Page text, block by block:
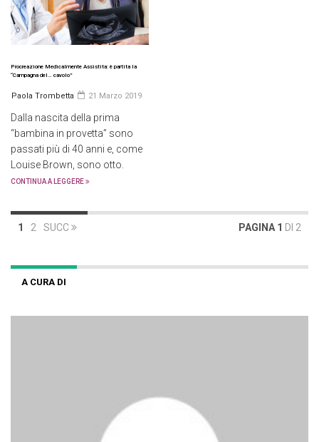
Procreazione Medicalmente Assistita: è partita la
“Campagna del… cavolo”
Paola Trombetta 21 Marzo 2019
Dalla nascita della prima
“bambina in provetta” sono
passati più di 40 anni e, come
Louise Brown, sono otto.
CONTINUA A LEGGERE
1 2 SUCC PAGINA 1 DI 2
A CURA DI